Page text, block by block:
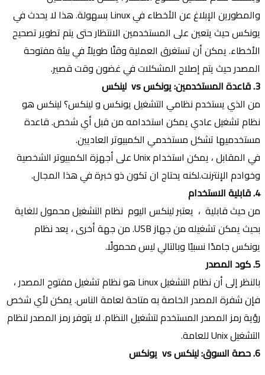
والمطورين الإبلاغ عن الأخطاء في Linux بسهولة. هذا لا يحدث في
يونكس حيث يتعين على المستخدمين الانتظار حتى يتم تطوير تصحيح
الأخطاء. يمكن أن تستغرق العملية وقتًا طويلاً في بيئة مفتوحة
المصدر حيث يتم إصلاح المشكلات في غضون وقت قصير.
3. قاعدة المستخدمين: يونكس vs لينكس
من الذي يستخدم نظامي التشغيل يونكس و لينكس؟ لينكس هو
نظام تشغيل عادي يمكن استخدامه من قبل أي شخص. قاعدة
مستخدميها تشكل مستخدمي الكمبيوتر العاديين.
في المقابل ، يمكن استخدام Unix على أجهزة الكمبيوتر الشخصية
وخوادم الإنترنت.لكنه يحتاج ان تكون ذو خبرة في هذا المجال.
4. قابلية الاستخدام
من حيث قابلية ، يعتبر لينكس اليوم نظام التشغيل محمول للغاية
بحيث يمكن تشغيله من جهاز USB. من جهة أخرى ، يعد نظام
يونكس جامدًا نسبيًا وبالتالي ليس محمولًا.
5. كود المصدر
بالنظر إلى أن نظام التشغيل Linux هو نظام تشغيل مفتوح المصدر ،
فإن شفرة المصدر الخاصة به متاحة لعامة الناس. يمكن لأي شخص
رؤية رمز المصدر المستخدم لتشغيل النظام. لا يتوفر رمز المصدر لنظام
التشغيل Unix للعامة.
6. حصة السوق: لينكس vs يونكس